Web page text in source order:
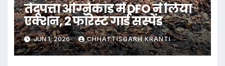
तेंदूपत्ता अग्निकांड में DFO ने लिया
एक्शन, 2 फॉरेस्ट गार्ड सस्पेंड
JUN 1, 2026 CHHATTISGARH KRANTI